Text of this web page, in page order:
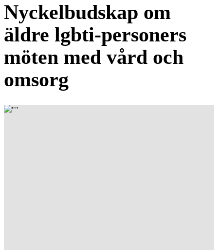
Nyckelbudskap om
äldre lgbti-personers
möten med vård och
omsorg